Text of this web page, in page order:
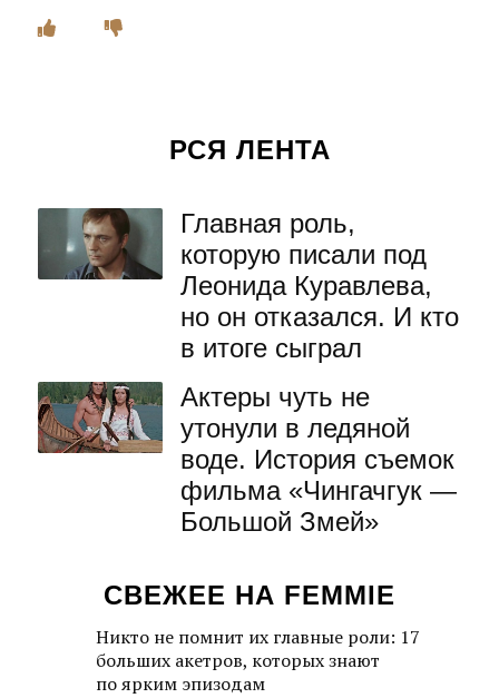
РСЯ ЛЕНТА
Главная роль,
которую писали под
Леонида Куравлева,
но он отказался. И кто
в итоге сыграл
Актеры чуть не
утонули в ледяной
воде. История съемок
фильма «Чингачгук —
Большой Змей»
СВЕЖЕЕ НА FEMMIE
Никто не помнит их главные роли: 17
больших акетров, которых знают
по ярким эпизодам